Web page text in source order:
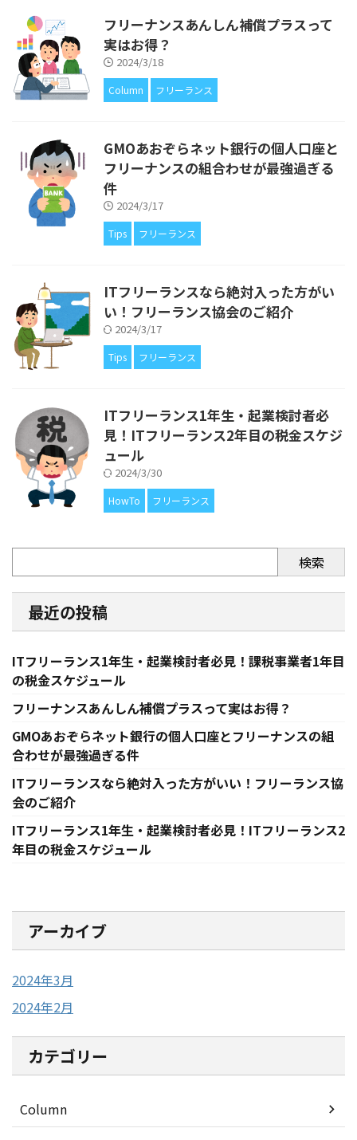
フリーナンスあんしん補償プラスって
実はお得？
2024/3/18
Column フリーランス
GMOあおぞらネット銀行の個人口座と
フリーナンスの組合わせが最強過ぎる
件
2024/3/17
Tips フリーランス
ITフリーランスなら絶対入った方がい
い！フリーランス協会のご紹介
2024/3/17
Tips フリーランス
ITフリーランス1年生・起業検討者必
見！ITフリーランス2年目の税金スケジ
ュール
2024/3/30
HowTo フリーランス
検索
最近の投稿
ITフリーランス1年生・起業検討者必見！課税事業者1年目
の税金スケジュール
フリーナンスあんしん補償プラスって実はお得？
GMOあおぞらネット銀行の個人口座とフリーナンスの組
合わせが最強過ぎる件
ITフリーランスなら絶対入った方がいい！フリーランス協
会のご紹介
ITフリーランス1年生・起業検討者必見！ITフリーランス2
年目の税金スケジュール
アーカイブ
2024年3月
2024年2月
カテゴリー
Column